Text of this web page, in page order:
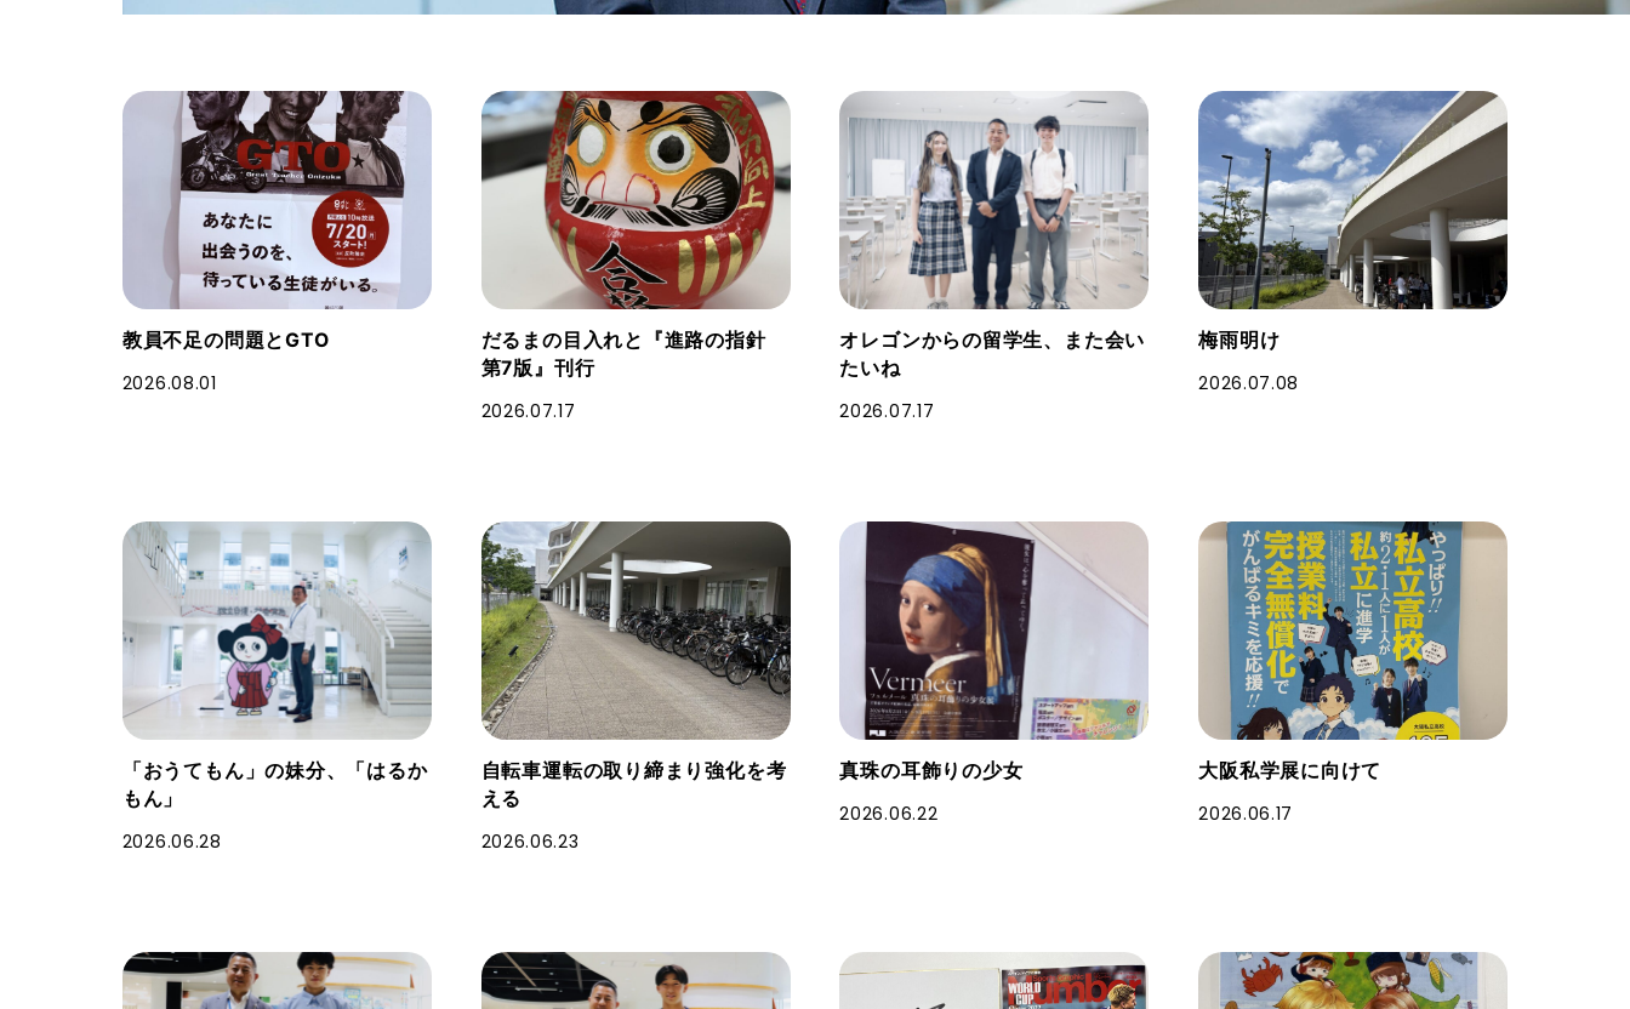
教員不足の問題とGTO
2026.08.01
だるまの目入れと『進路の指針
第7版』刊行
2026.07.17
オレゴンからの留学生、また会い
たいね
2026.07.17
梅雨明け
2026.07.08
「おうてもん」の妹分、「はるか
もん」
2026.06.28
自転車運転の取り締まり強化を考
える
2026.06.23
真珠の耳飾りの少女
2026.06.22
大阪私学展に向けて
2026.06.17